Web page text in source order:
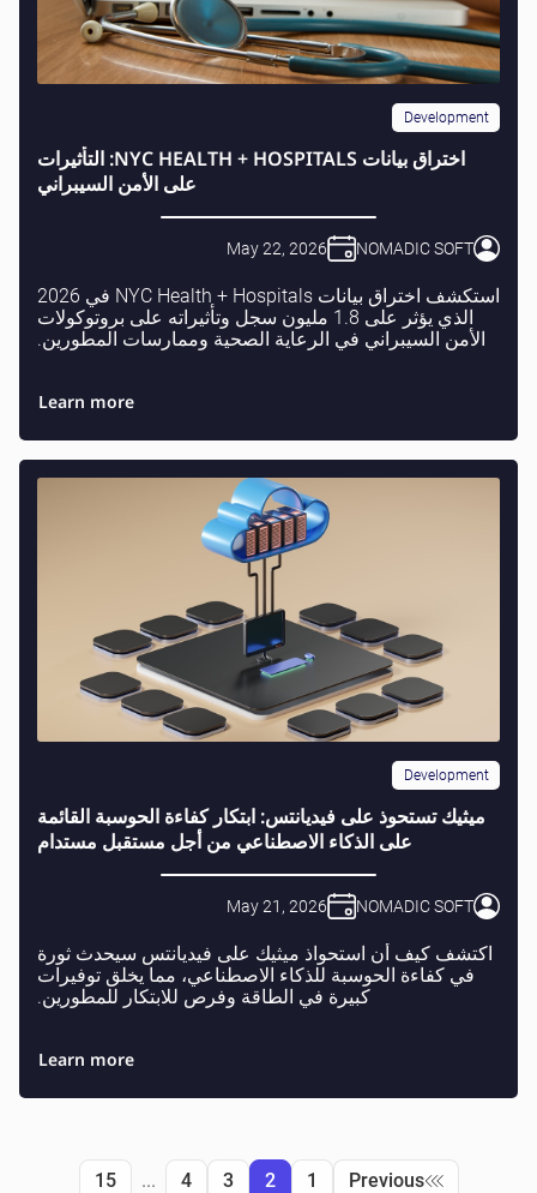
Development
اختراق بيانات NYC HEALTH + HOSPITALS: التأثيرات
على الأمن السيبراني
NOMADIC SOFT
May 22, 2026
استكشف اختراق بيانات NYC Health + Hospitals في 2026
الذي يؤثر على 1.8 مليون سجل وتأثيراته على بروتوكولات
الأمن السيبراني في الرعاية الصحية وممارسات المطورين.
Learn more
Development
ميثيك تستحوذ على فيديانتس: ابتكار كفاءة الحوسبة القائمة
على الذكاء الاصطناعي من أجل مستقبل مستدام
NOMADIC SOFT
May 21, 2026
اكتشف كيف أن استحواذ ميثيك على فيديانتس سيحدث ثورة
في كفاءة الحوسبة للذكاء الاصطناعي، مما يخلق توفيرات
كبيرة في الطاقة وفرص للابتكار للمطورين.
Learn more
Previous
1
2
3
4
...
15